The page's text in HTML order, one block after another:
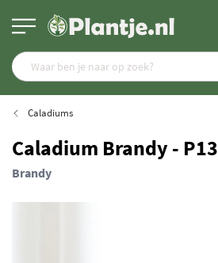
Caladiums
Caladium Brandy - P13
Brandy